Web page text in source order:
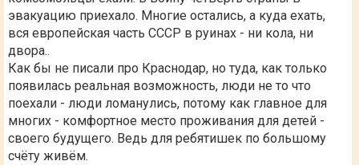
эвакуацию приехало. Многие остались, а куда ехать,
вся европейская часть СССР в руинах - ни кола, ни
двора..
Как бы не писали про Краснодар, но туда, как только
появилась реальная возможность, люди не то что
поехали - люди ломанулись, потому как главное для
многих - комфортное место проживания для детей -
своего будущего. Ведь для ребятишек по большому
счёту живём.